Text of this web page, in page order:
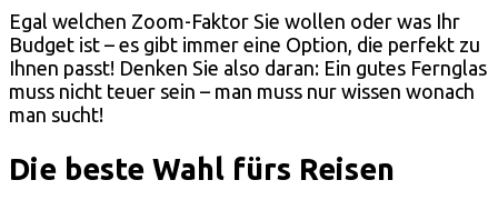
Egal welchen Zoom-Faktor Sie wollen oder was Ihr
Budget ist – es gibt immer eine Option, die perfekt zu
Ihnen passt! Denken Sie also daran: Ein gutes Fernglas
muss nicht teuer sein – man muss nur wissen wonach
man sucht!
Die beste Wahl fürs Reisen